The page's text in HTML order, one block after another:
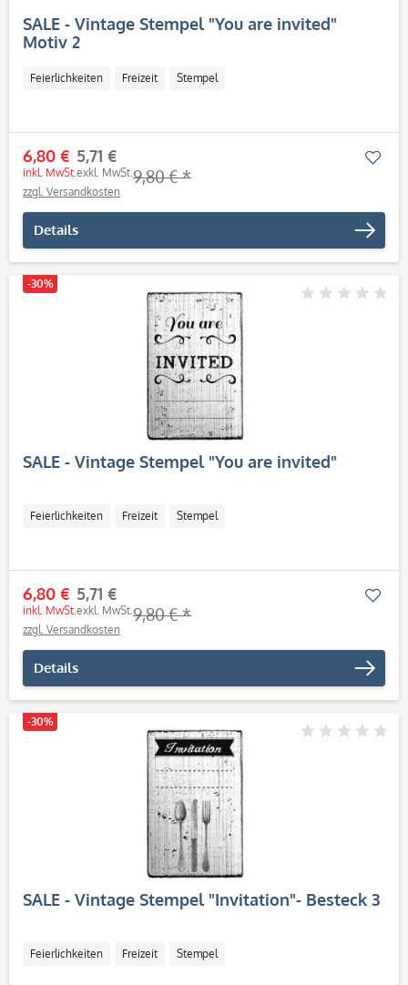
SALE - Vintage Stempel "You are invited"
Motiv 2
Feierlichkeiten Freizeit Stempel
6,80 €
inkl. MwSt.
5,71 €
exkl. MwSt.9,80 € *
zzgl. Versandkosten
Details
-30%
SALE - Vintage Stempel "You are invited"
Feierlichkeiten Freizeit Stempel
6,80 €
inkl. MwSt.
5,71 €
exkl. MwSt.9,80 € *
zzgl. Versandkosten
Details
-30%
SALE - Vintage Stempel "Invitation"- Besteck 3
Feierlichkeiten Freizeit Stempel